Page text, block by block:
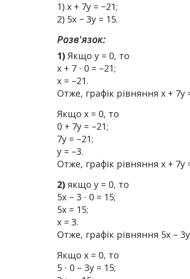
1) x + 7y = −21;
2) 5x − 3y = 15.
Розв'язок:
1) Якщо у = 0, то
х + 7 ∙ 0 = –21;
х = –21.
Отже, графік рівняння х +
Якщо х = 0, то
0 + 7y = –21;
7у = –21;
у = –3.
Отже, графік рівняння х + 7y
2) якщо у = 0, то
5х – 3 ∙ 0 = 15;
5х = 15;
х = 3.
Отже, графік рівняння 5х –
Якщо х = 0, то
5 ∙ 0 – 3у = 15;